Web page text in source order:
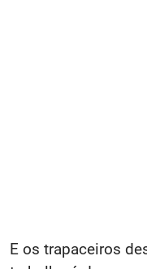
E os trapaceiros